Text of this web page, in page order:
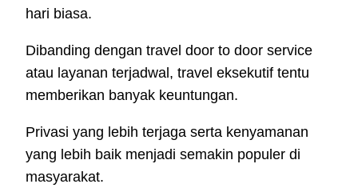
hari biasa.
Dibanding dengan travel door to door service
atau layanan terjadwal, travel eksekutif tentu
memberikan banyak keuntungan.
Privasi yang lebih terjaga serta kenyamanan
yang lebih baik menjadi semakin populer di
masyarakat.